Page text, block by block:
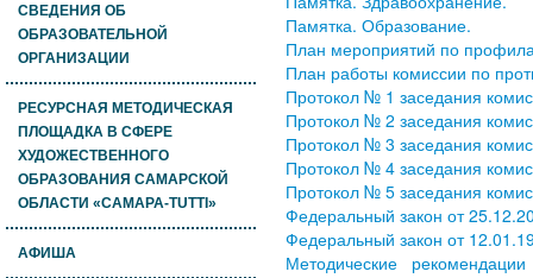
СВЕДЕНИЯ ОБ
ОБРАЗОВАТЕЛЬНОЙ
ОРГАНИЗАЦИИ
РЕСУРСНАЯ МЕТОДИЧЕСКАЯ
ПЛОЩАДКА В СФЕРЕ
ХУДОЖЕСТВЕННОГО
ОБРАЗОВАНИЯ САМАРСКОЙ
ОБЛАСТИ «САМАРА-TUTTI»
АФИША
Памятка. Образование.
План мероприятий по
План работы комиссии по
Протокол № 1 заседания
Протокол № 2 заседания
Протокол № 3 заседания
Протокол № 4 заседания
Протокол № 5 заседания
Федеральный закон от
Федеральный закон от
Методические